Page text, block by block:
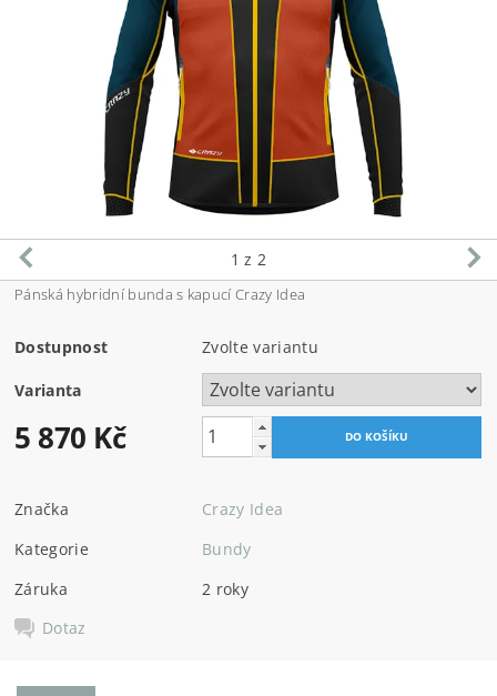
1 z 2
Pánská hybridní bunda s kapucí Crazy Idea
Dostupnost Zvolte variantu
Varianta
5 870 Kč
Značka
Crazy Idea
Kategorie
Bundy
Záruka
2 roky
Dotaz